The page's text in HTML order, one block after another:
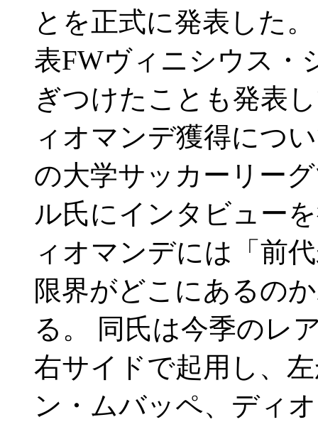
とを正式に発表した
表FWヴィニシウス・
ぎつけたことも発表
ィオマンデ獲得につ
の大学サッカーリー
ル氏にインタビュー
ィオマンデには「前
限界がどこにあるの
る。 同氏は今季のレ
右サイドで起用し、
ン・ムバッペ、ディ